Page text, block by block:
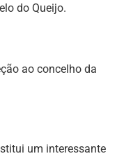
do Queijo.
ao concelho da
um interessante